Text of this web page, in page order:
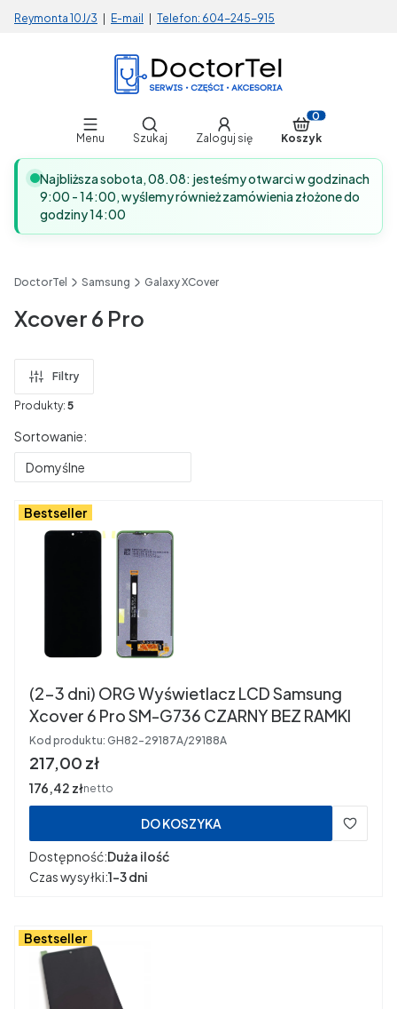
Reymonta 10J/3 E-mail Telefon: 604-245-915
Menu
Otwórz wyszukiwarkę
Szukaj Zaloguj się
Produkty w
Koszyk
Najbliższa sobota, 08.08: jesteśmy otwarci w godzinach
9:00 - 14:00, wyślemy również zamówienia złożone do
godziny 14:00
DoctorTel Samsung Galaxy XCover
Xcover 6 Pro
Filtry
Produkty: 5
Lista produktów
Sortowanie:
Domyślne
Bestseller
(2-3 dni) ORG Wyświetlacz LCD Samsung
Xcover 6 Pro SM-G736 CZARNY BEZ RAMKI
Kod produktu: GH82-29187A/29188A
Cena
217,00 zł
Cena
176,42 złnetto
DO KOSZYKA
Dostępność:Duża ilość
Czas wysyłki:1-3 dni
Bestseller